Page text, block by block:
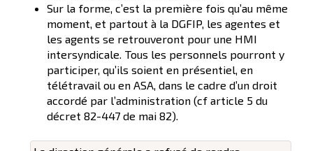
Sur la forme, c’est la première fois qu’au même
moment, et partout à la DGFIP, les agentes et
les agents se retrouveront pour une HMI
intersyndicale. Tous les personnels pourront y
participer, qu’ils soient en présentiel, en
télétravail ou en ASA, dans le cadre d’un droit
accordé par l’administration (cf article 5 du
décret 82-447 de mai 82).